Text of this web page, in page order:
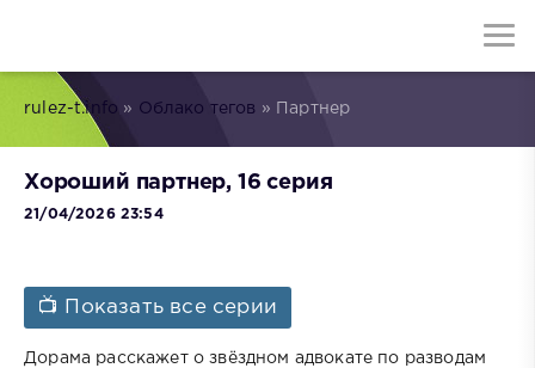
rulez-t.info » Облако тегов » Партнер
Хороший партнер, 16 серия
21/04/2026 23:54
📺 Показать все серии
Дорама расскажет о звёздном адвокате по разводам